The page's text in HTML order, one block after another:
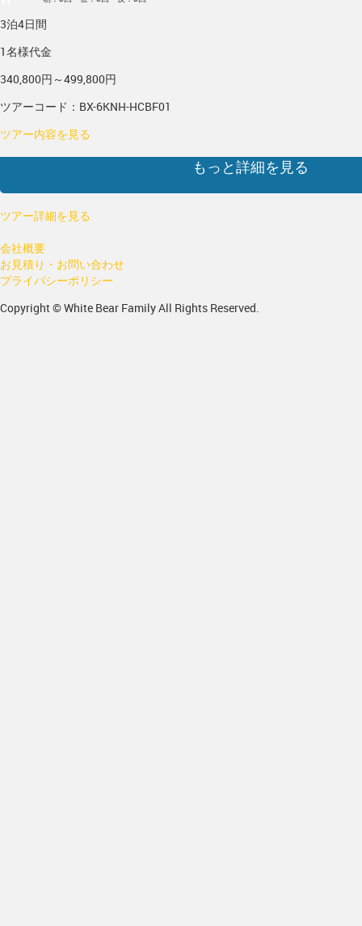
3泊4日間
1名様代金
340,800円～499,800円
ツアーコード：BX-6KNH-HCBF01
ツアー内容を見る
もっと詳細を見る
ツアー詳細を見る
会社概要
お見積り・お問い合わせ
プライバシーポリシー
Copyright © White Bear Family All Rights Reserved.